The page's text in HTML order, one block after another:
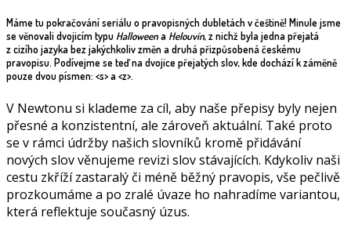
Máme tu pokračování seriálu o pravopisných dubletách v češtině! Minule jsme
se věnovali dvojicím typu Halloweena Helouvín, z nichž byla jedna přejatá
z cizího jazyka bez jakýchkoliv změn a druhá přizpůsobená českému
pravopisu. Podívejme se teď na dvojice přejatých slov, kde dochází k záměně
pouze dvou písmen: <s> a <z>.
V Newtonu si klademe za cíl, aby naše přepisy byly nejen
přesné a konzistentní, ale zároveň aktuální. Také proto
se v rámci údržby našich slovníků kromě přidávání
nových slov věnujeme revizi slov stávajících. Kdykoliv naši
cestu zkříží zastaralý či méně běžný pravopis, vše pečlivě
prozkoumáme a po zralé úvaze ho nahradíme variantou,
která reflektuje současný úzus.